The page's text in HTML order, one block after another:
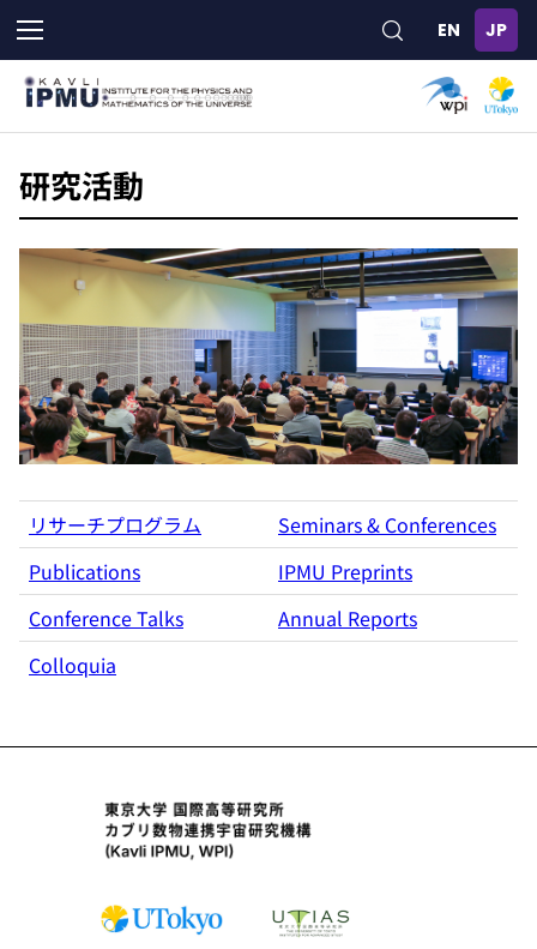
メ
イ
ン
研究活動
リサーチプログラム
Seminars & Conferences
Publications
IPMU Preprints
Conference Talks
Annual Reports
Colloquia